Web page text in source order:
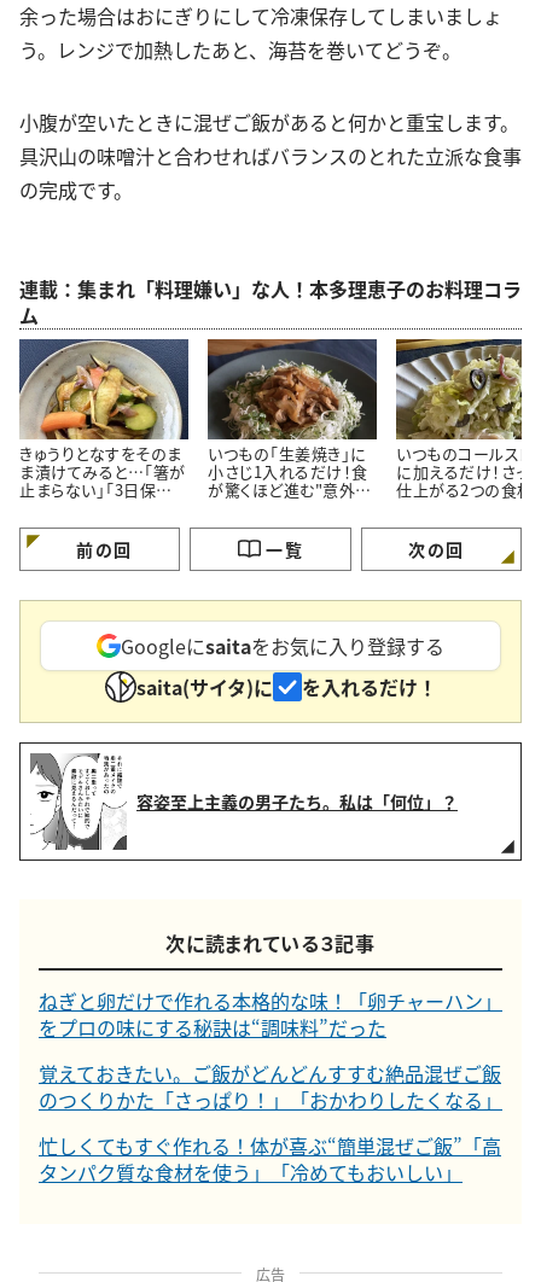
余った場合はおにぎりにして冷凍保存してしまいましょ
う。レンジで加熱したあと、海苔を巻いてどうぞ。
小腹が空いたときに混ぜご飯があると何かと重宝します。
具沢山の味噌汁と合わせればバランスのとれた立派な食事
の完成です。
連載：集まれ「料理嫌い」な人！本多理恵子のお料理コラ
ム
きゅうりとなすをそのま
ま漬けてみると…「箸が
止まらない」「3日保存で
いつもの「生姜焼き」に
小さじ1入れるだけ！食
が驚くほど進む"意外な
いつものコールスロ
に加えるだけ！さっ
仕上がる2つの食材
前の回 一覧 次の回
Googleにsaitaをお気に入り登録する
saita(サイタ)に
を入れるだけ！
容姿至上主義の男子たち。私は「何位」？
次に読まれている３記事
ねぎと卵だけで作れる本格的な味！「卵チャーハン」
をプロの味にする秘訣は“調味料”だった
覚えておきたい。ご飯がどんどんすすむ絶品混ぜご飯
のつくりかた「さっぱり！」「おかわりしたくなる」
忙しくてもすぐ作れる！体が喜ぶ“簡単混ぜご飯”「高
タンパク質な食材を使う」「冷めてもおいしい」
広告